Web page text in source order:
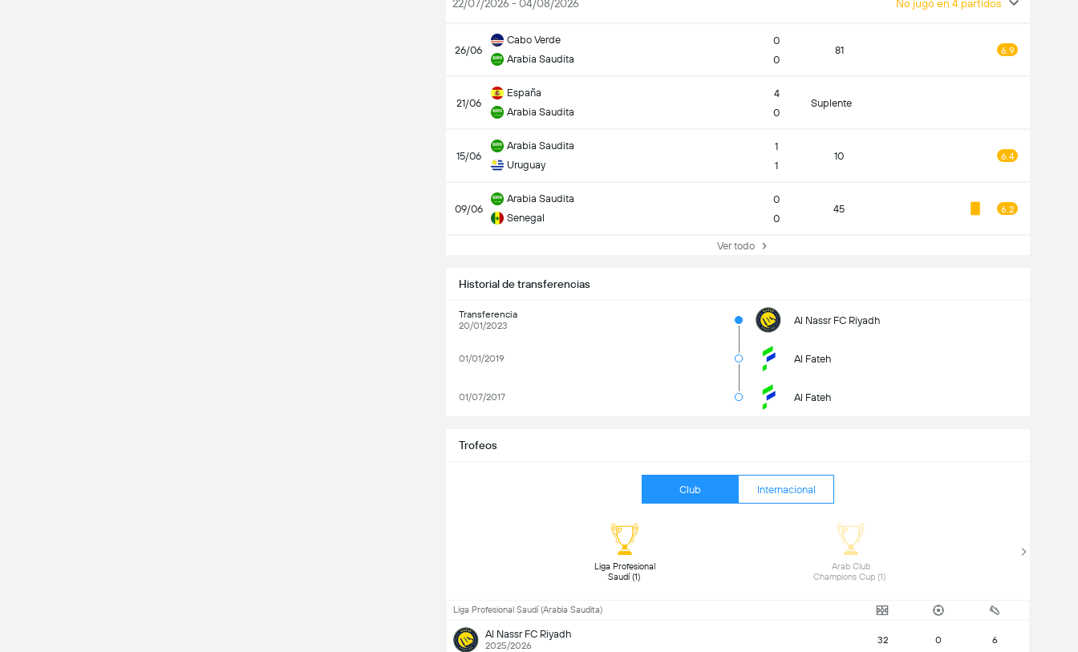
22/07/2026 - 04/08/2026 No jugó en 4 partidos
26/06
Cabo Verde
Arabia Saudita
0
0
81 6.9
21/06
España
Arabia Saudita
4
0
Suplente
15/06
Arabia Saudita
Uruguay
1
1
10 6.4
09/06
Arabia Saudita
Senegal
0
0
45 6.2
Ver todo
Historial de transferencias
Transferencia
20/01/2023
Al Nassr FC Riyadh
01/01/2019 Al Fateh
01/07/2017 Al Fateh
Trofeos
Club Internacional
Liga Profesional
Saudí (1)
Arab Club
Liga Profesional Saudí (Arabia Saudita)
Al Nassr FC Riyadh
2025/2026 32 0 6